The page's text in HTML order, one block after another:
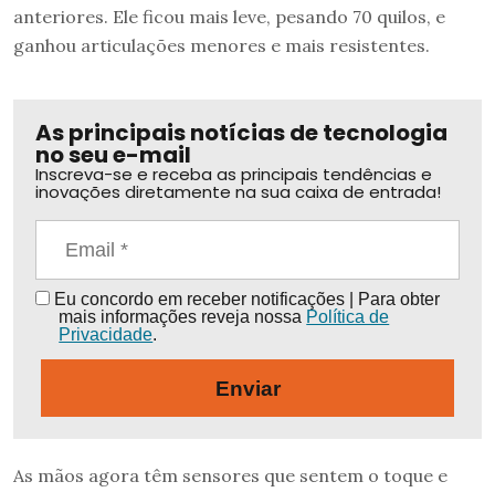
anteriores. Ele ficou mais leve, pesando 70 quilos, e
ganhou articulações menores e mais resistentes.
As principais notícias de tecnologia
no seu e-mail
Inscreva-se e receba as principais tendências e
inovações diretamente na sua caixa de entrada!
Eu concordo em receber notificações | Para obter
mais informações reveja nossa Política de
Privacidade.
Enviar
As mãos agora têm sensores que sentem o toque e